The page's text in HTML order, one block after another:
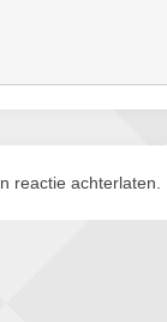
reactie achterlaten.